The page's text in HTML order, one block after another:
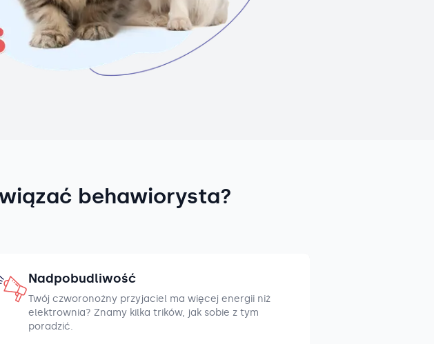
behawiorysta?
Nadpobudliwość
Twój czworonożny przyjaciel ma więcej energii niż
elektrownia? Znamy kilka trików, jak sobie z tym
poradzić.